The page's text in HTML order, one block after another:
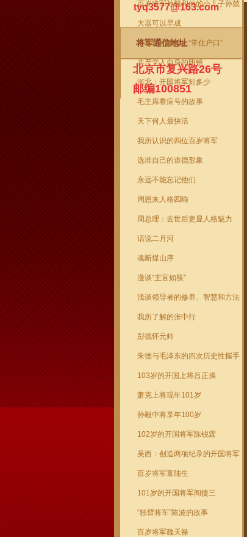
百岁将军孙毅和他的小儿子孙兢
大器可以早成
给雷锋同志落上“常住户口”
共产党人自身的明镜
河北：开国将军知多少
毛主席看病号的故事
天下何人最快活
我所认识的四位百岁将军
选准自己的道德形象
永远不能忘记他们
周恩来人格四喻
周总理：去世后更显人格魅力
话说二月河
魂断煤山序
漫谈“主官如筷”
浅谈领导者的修养、智慧和方法
我所了解的张中行
彭德怀元帅
朱德与毛泽东的四次历史性握手
103岁的开国上将吕正操
萧克上将现年101岁
孙毅中将享年100岁
102岁的开国将军陈锐霆
吴西：创造两项纪录的开国将军
百岁将军童陆生
101岁的开国将军阎捷三
“独臂将军”陈波的故事
百岁将军魏天禄
tyq3577@163.com
将军通信地址
北京市复兴路26号
邮编100851